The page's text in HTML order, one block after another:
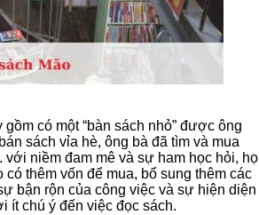
gồm có một “bàn sách nhỏ” được ông
sách vỉa hè, ông bà đã tìm và mua
niềm đam mê và sự ham học hỏi, họ
thêm vốn để mua, bổ sung thêm các
bận rộn của công việc và sự hiện diện
ít chú ý đến việc đọc sách.